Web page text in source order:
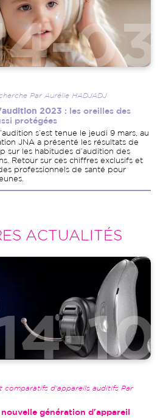
Par Aurélie HADJADJ
2023 : les oreilles des
protégées
s’est tenue le jeudi 9 mars, au
JNA a présenté les résultats de
sur les habitudes d’audition des
Retour sur ces chiffres exclusifs et
professionnels de santé pour
ACTUALITÉS
comparatifs d'appareils auditifs Par
nouvelle génération d'appareil